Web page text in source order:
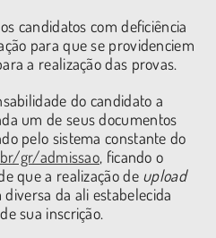
candidatos com deficiência
para que se providenciem
a realização das provas.
do candidato a
um de seus documentos
pelo sistema constante do
gr/admissao, ficando o
que a realização de upload
da ali estabelecida
sua inscrição.